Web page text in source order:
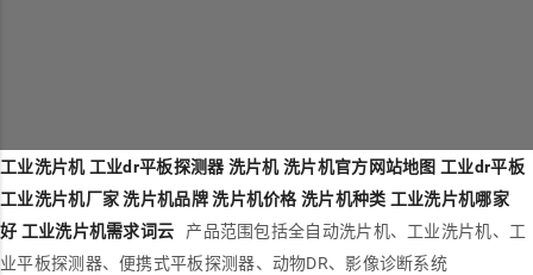
工业洗片机 工业dr平板探测器 洗片机 洗片机官方网站地图 工业dr平板
工业洗片机厂家 洗片机品牌 洗片机价格 洗片机种类 工业洗片机哪家
好 工业洗片机需求词云 产品范围包括全自动洗片机、工业洗片机、工
业平板探测器、便携式平板探测器、动物DR、影像诊断系统